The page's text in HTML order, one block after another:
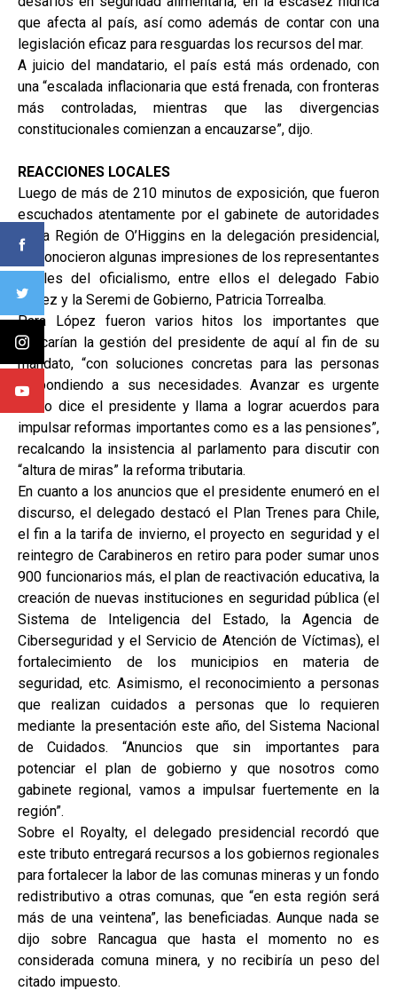
que afecta al país, así como además de contar con una
legislación eficaz para resguardas los recursos del mar.
A juicio del mandatario, el país está más ordenado, con
una “escalada inflacionaria que está frenada, con fronteras
más controladas, mientras que las divergencias
constitucionales comienzan a encauzarse”, dijo.
REACCIONES LOCALES
Luego de más de 210 minutos de exposición, que fueron
escuchados atentamente por el gabinete de autoridades
de la Región de O’Higgins en la delegación presidencial,
se conocieron algunas impresiones de los representantes
locales del oficialismo, entre ellos el delegado Fabio
López y la Seremi de Gobierno, Patricia Torrealba.
Para López fueron varios hitos los importantes que
marcarían la gestión del presidente de aquí al fin de su
mandato, “con soluciones concretas para las personas
respondiendo a sus necesidades. Avanzar es urgente
como dice el presidente y llama a lograr acuerdos para
impulsar reformas importantes como es a las pensiones”,
recalcando la insistencia al parlamento para discutir con
“altura de miras” la reforma tributaria.
En cuanto a los anuncios que el presidente enumeró en el
discurso, el delegado destacó el Plan Trenes para Chile,
el fin a la tarifa de invierno, el proyecto en seguridad y el
reintegro de Carabineros en retiro para poder sumar unos
900 funcionarios más, el plan de reactivación educativa, la
creación de nuevas instituciones en seguridad pública (el
Sistema de Inteligencia del Estado, la Agencia de
Ciberseguridad y el Servicio de Atención de Víctimas), el
fortalecimiento de los municipios en materia de
seguridad, etc. Asimismo, el reconocimiento a personas
que realizan cuidados a personas que lo requieren
mediante la presentación este año, del Sistema Nacional
de Cuidados. “Anuncios que sin importantes para
potenciar el plan de gobierno y que nosotros como
gabinete regional, vamos a impulsar fuertemente en la
región”.
Sobre el Royalty, el delegado presidencial recordó que
este tributo entregará recursos a los gobiernos regionales
para fortalecer la labor de las comunas mineras y un fondo
redistributivo a otras comunas, que “en esta región será
más de una veintena”, las beneficiadas. Aunque nada se
dijo sobre Rancagua que hasta el momento no es
considerada comuna minera, y no recibiría un peso del
citado impuesto.